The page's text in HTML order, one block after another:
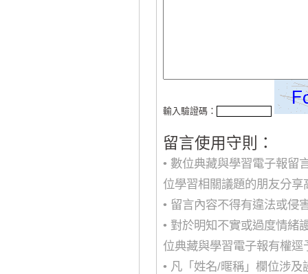
輸入驗證碼：
留言使用守則：
• 數位典藏與學習電子報留
位學習相關議題的朋友分
• 留言內容不得有違法或侵
• 對於明知不實或過度情緒
位典藏與學習電子報有權
• 凡「姓名/暱稱」欄位涉